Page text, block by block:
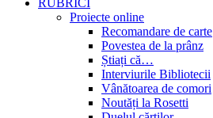
Proiecte online
Recomandare de carte
Povestea de la prânz
Știați că…
Interviurile Bibliotecii
Vânătoarea de comori
Noutăți la Rosetti